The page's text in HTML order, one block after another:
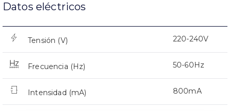
Datos eléctricos
Tensión (V) 220-240V
Frecuencia (Hz) 50-60Hz
Intensidad (mA) 800mA